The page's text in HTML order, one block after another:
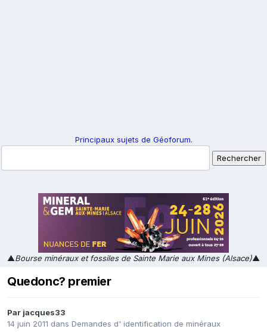
Principaux sujets de Géoforum.
▲Bourse minéraux et fossiles de Sainte Marie aux Mines (Alsace)▲
Quedonc? premier
Par jacques33
14 juin 2011 dans Demandes d' identification de minéraux